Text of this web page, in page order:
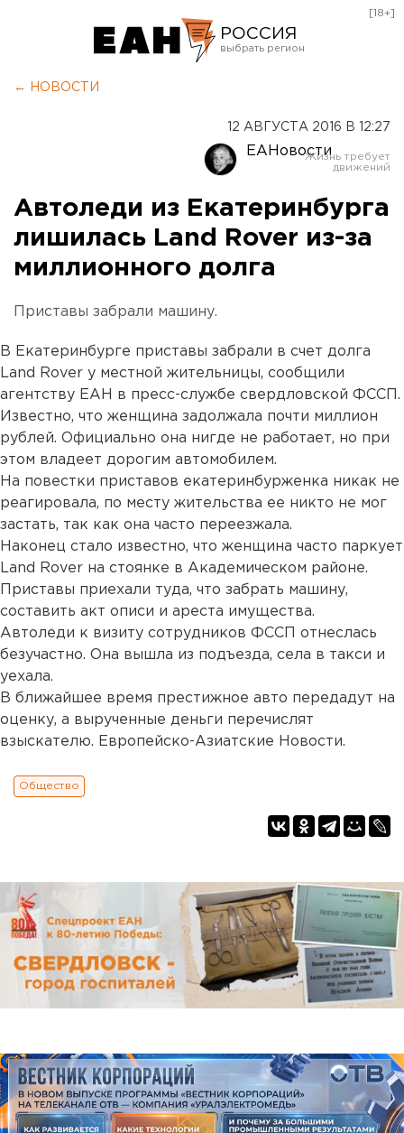
РОССИЯ
Оренбург
[18+]
← НОВОСТИ
12 АВГУСТА 2016 В 12:27
ЕАНовости
Автоледи из Екатеринбурга
лишилась Land Rover из-за
миллионного долга
Приставы забрали машину.
В Екатеринбурге приставы забрали в счет долга
Land Rover у местной жительницы, сообщили
агентству ЕАН в пресс-службе свердловской ФССП.
Известно, что женщина задолжала почти миллион
рублей. Официально она нигде не работает, но при
этом владеет дорогим автомобилем.
На повестки приставов екатеринбурженка никак не
реагировала, по месту жительства ее никто не мог
застать, так как она часто переезжала.
Наконец стало известно, что женщина часто паркует
Land Rover на стоянке в Академическом районе.
Приставы приехали туда, что забрать машину,
составить акт описи и ареста имущества.
Автоледи к визиту сотрудников ФССП отнеслась
безучастно. Она вышла из подъезда, села в такси и
уехала.
В ближайшее время престижное авто передадут на
оценку, а вырученные деньги перечислят
взыскателю. Европейско-Азиатские Новости.
Общество